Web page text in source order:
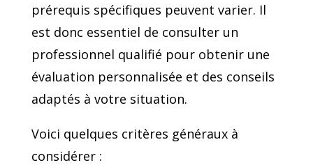
prérequis spécifiques peuvent varier. Il
est donc essentiel de consulter un
professionnel qualifié pour obtenir une
évaluation personnalisée et des conseils
adaptés à votre situation.
Voici quelques critères généraux à
considérer :